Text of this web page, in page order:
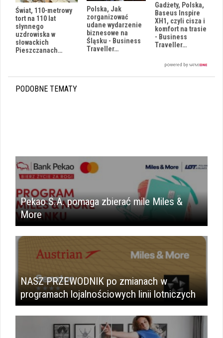
Świat, 110-metrowy
tort na 110 lat
słynnego
uzdrowiska w
słowackich
Pieszczanach…
Polska, Jak
zorganizować
udane wydarzenie
biznesowe na
Śląsku - Business
Traveller…
Gadżety, Polska,
Baseus Inspire
XH1, czyli cisza i
komfort na trasie
- Business
Traveller…
PODOBNE TEMATY
Pekao S.A. pomaga zbierać mile Miles &
More
NASZ PRZEWODNIK po zmianach w
programach lojalnościowych linii lotniczych